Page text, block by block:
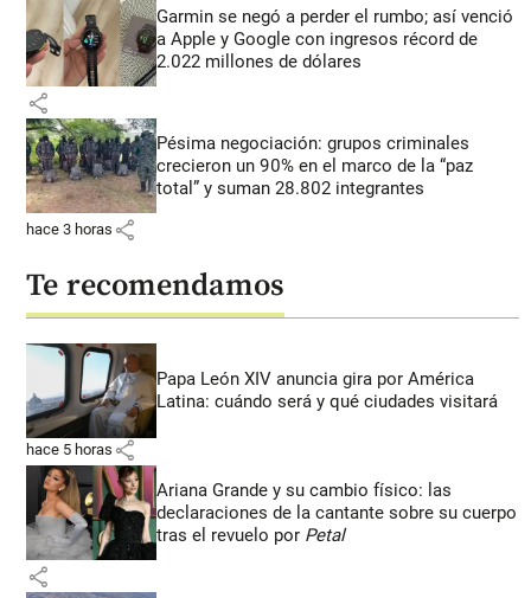
Garmin se negó a perder el rumbo; así venció
a Apple y Google con ingresos récord de
2.022 millones de dólares
share
Pésima negociación: grupos criminales
crecieron un 90% en el marco de la “paz
total” y suman 28.802 integrantes
hace 3 horas share
Te recomendamos
Papa León XIV anuncia gira por América
Latina: cuándo será y qué ciudades visitará
hace 5 horas share
Ariana Grande y su cambio físico: las
declaraciones de la cantante sobre su cuerpo
tras el revuelo por Petal
share